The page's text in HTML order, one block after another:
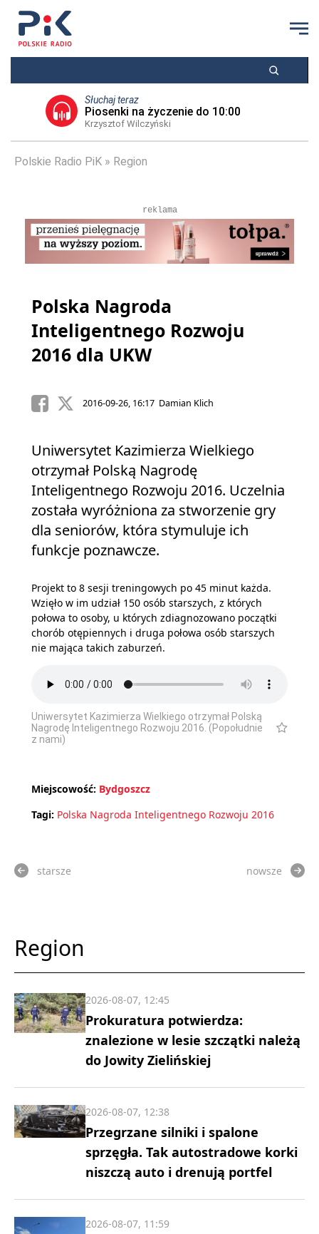
Słuchaj teraz
Piosenki na życzenie do 10:00
Krzysztof Wilczyński
Polskie Radio PiK Region
reklama
Polska Nagroda
Inteligentnego Rozwoju
2016 dla UKW
2016-09-26, 16:17 Damian Klich
Uniwersytet Kazimierza Wielkiego
otrzymał Polską Nagrodę
Inteligentnego Rozwoju 2016. Uczelnia
została wyróżniona za stworzenie gry
dla seniorów, która stymuluje ich
funkcje poznawcze.
Projekt to 8 sesji treningowych po 45 minut każda.
Wzięło w im udział 150 osób starszych, z których
połowa to osoby, u których zdiagnozowano początki
chorób otępiennych i druga połowa osób starszych
nie mająca takich zaburzeń.
Uniwersytet Kazimierza Wielkiego otrzymał Polską
Nagrodę Inteligentnego Rozwoju 2016. (Popołudnie
z nami)
Miejscowość: Bydgoszcz
Tagi: Polska Nagroda Inteligentnego Rozwoju 2016
starsze nowsze
Region
Prokuratura potwierdza:
znalezione w lesie szczątki należą
do Jowity Zielińskiej
2026-08-07, 12:45
Przegrzane silniki i spalone
sprzęgła. Tak autostradowe korki
niszczą auto i drenują portfel
2026-08-07, 12:38
2026-08-07, 11:59